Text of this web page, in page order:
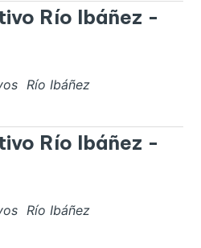
Río Ibáñez -
Río Ibáñez
Río Ibáñez -
Río Ibáñez